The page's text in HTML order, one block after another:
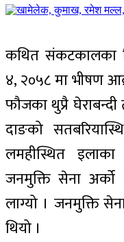
कथित संकटकालका
४, २०५८ मा भीषण
फौजका थुप्रै
दाङको
लमहीस्थित
जनमुक्ति सेना अर्को
लाग्यो । जनमुक्ति
थियो ।